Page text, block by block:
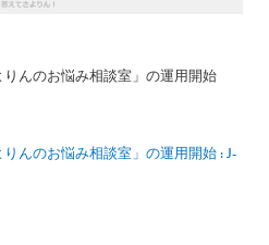
んのお悩み相談室」の運用開始
んのお悩み相談室」の運用開始 : J-